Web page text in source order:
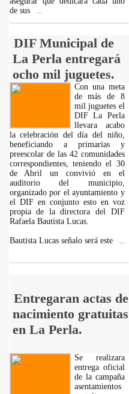
de sus
DIF Municipal de
La Perla entregará
ocho mil juguetes.
Con una meta
de más de 8
mil juguetes el
DIF La Perla
llevara acabo
la celebración del día del niño,
beneficiando a primarias y
preescolar de las 42 comunidades
correspondientes, teniendo el 30
de Abril un convivió en el
auditorio del municipio,
organizado por el ayuntamiento y
el DIF en conjunto esto en voz
propia de la directora del DIF
Rafaela Bautista Lucas.
Bautista Lucas señalo será este
Entregaran actas de
nacimiento gratuitas
en La Perla.
Se realizara
entrega oficial
de la campaña
asentamientos